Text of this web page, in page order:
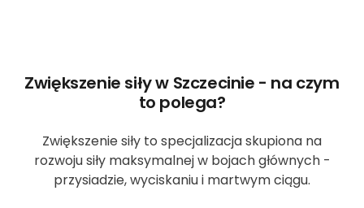
Zwiększenie siły w Szczecinie - na czym
to polega?
Zwiększenie siły to specjalizacja skupiona na
rozwoju siły maksymalnej w bojach głównych -
przysiadzie, wyciskaniu i martwym ciągu.